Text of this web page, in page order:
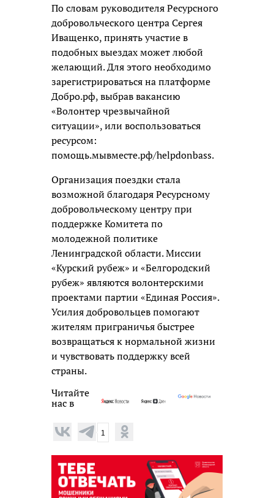
По словам руководителя Ресурсного
добровольческого центра Сергея
Иващенко, принять участие в
подобных выездах может любой
желающий. Для этого необходимо
зарегистрироваться на платформе
Добро.рф, выбрав вакансию
«Волонтер чрезвычайной
ситуации», или воспользоваться
ресурсом:
помощь.мывместе.рф/helpdonbass.
Организация поездки стала
возможной благодаря Ресурсному
добровольческому центру при
поддержке Комитета по
молодежной политике
Ленинградской области. Миссии
«Курский рубеж» и «Белгородский
рубеж» являются волонтерскими
проектами партии «Единая Россия».
Усилия добровольцев помогают
жителям приграничья быстрее
возвращаться к нормальной жизни
и чувствовать поддержку всей
страны.
Читайте
нас в
1